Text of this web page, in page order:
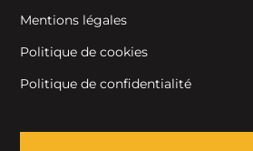
Mentions légales
Politique de cookies
Politique de confidentialité